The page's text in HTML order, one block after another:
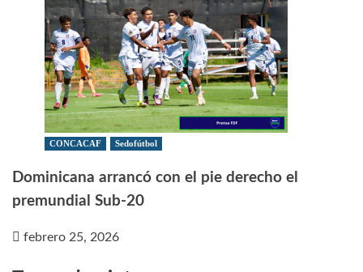
CONCACAF Sedofútbol
Dominicana arrancó con el pie derecho el
premundial Sub-20
febrero 25, 2026